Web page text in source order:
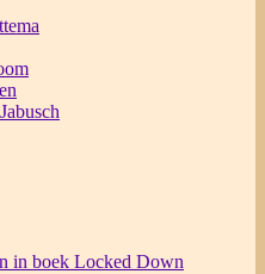
in boek Locked Down